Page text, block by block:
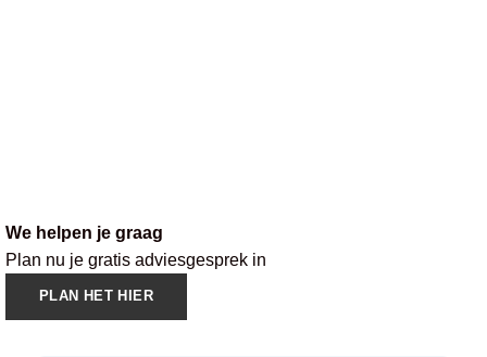
We helpen je graag
Plan nu je gratis adviesgesprek in
PLAN HET HIER